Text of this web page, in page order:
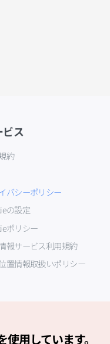
ビス
約
バシーポリシー
の設定
ポリシー
報サービス利用規約
置情報取扱いポリシー
用しています。